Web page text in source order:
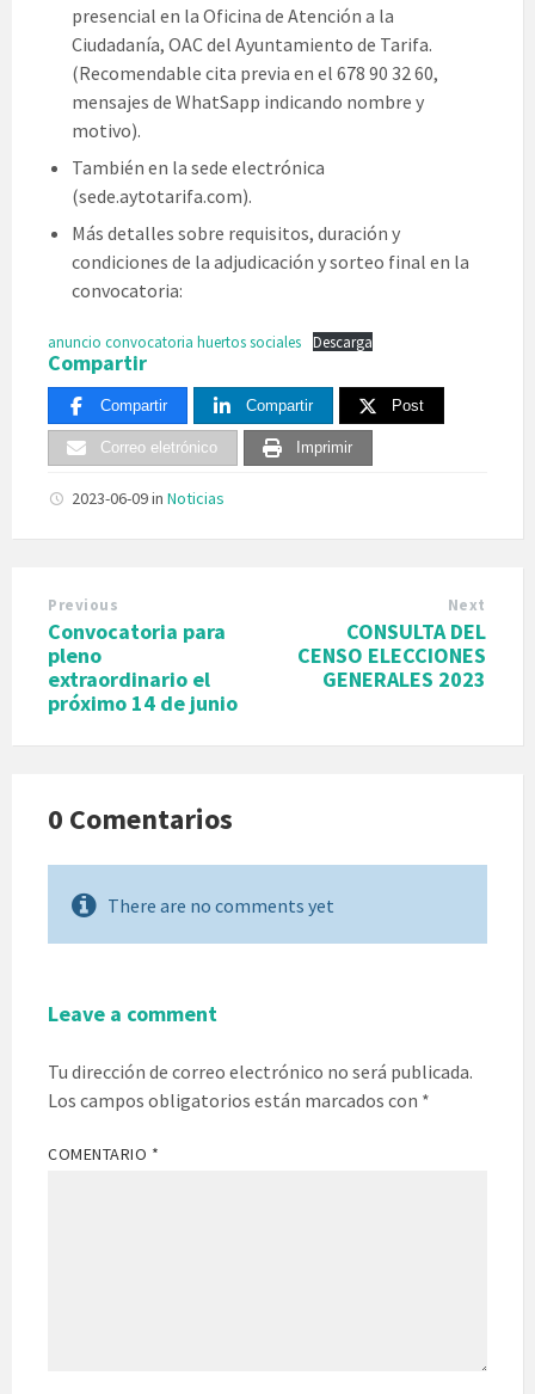
presencial en la Oficina de Atención a la
Ciudadanía, OAC del Ayuntamiento de Tarifa.
(Recomendable cita previa en el 678 90 32 60,
mensajes de WhatSapp indicando nombre y
motivo).
También en la sede electrónica
(sede.aytotarifa.com).
Más detalles sobre requisitos, duración y
condiciones de la adjudicación y sorteo final en la
convocatoria:
anuncio convocatoria huertos sociales Descarga
Compartir
Compartir Compartir Post
Correo eletrónico Imprimir
2023-06-09in Noticias
Previous
Convocatoria para
pleno
extraordinario el
próximo 14 de junio
Next
CONSULTA DEL
CENSO ELECCIONES
GENERALES 2023
0 Comentarios
There are no comments yet
Leave a comment
Tu dirección de correo electrónico no será publicada.
Los campos obligatorios están marcados con *
COMENTARIO *